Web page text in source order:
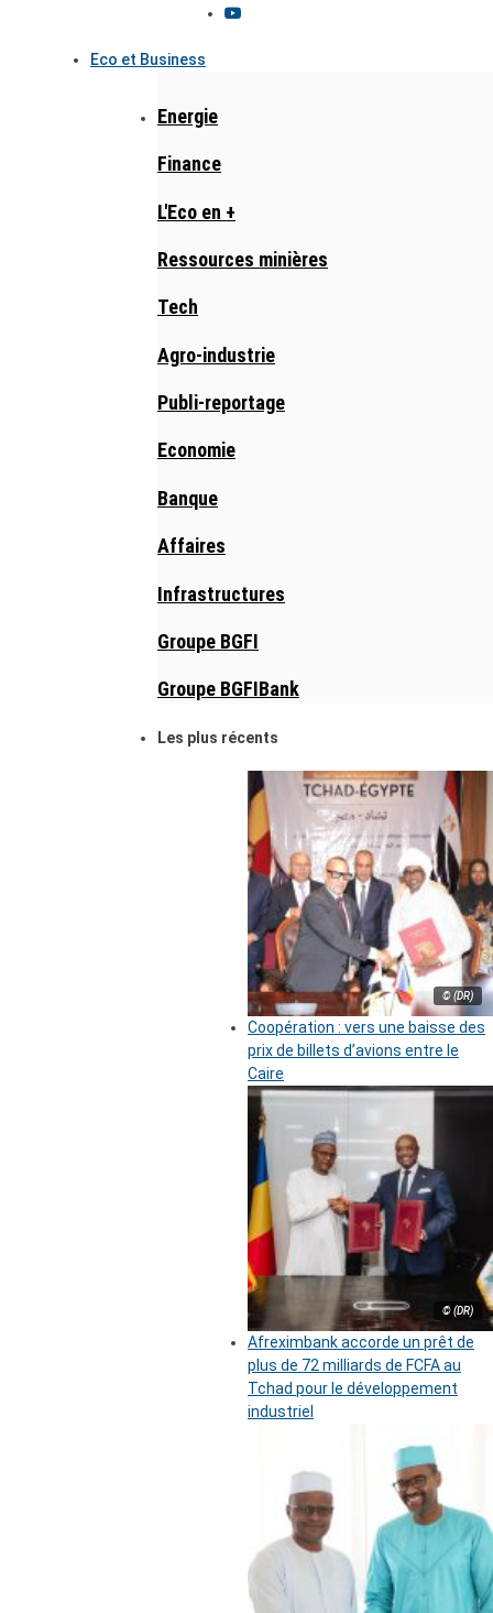
Eco et Business
Energie
Finance
L'Eco en +
Ressources minières
Tech
Agro-industrie
Publi-reportage
Economie
Banque
Affaires
Infrastructures
Groupe BGFI
Groupe BGFIBank
Les plus récents
© (DR)
Coopération : vers une baisse des
prix de billets d’avions entre le
Caire
© (DR)
Afreximbank accorde un prêt de
plus de 72 milliards de FCFA au
Tchad pour le développement
industriel